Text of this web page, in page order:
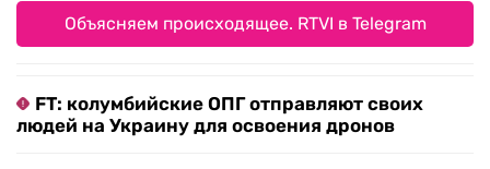
Объясняем происходящее. RTVI в Telegram
FT: колумбийские ОПГ отправляют своих
людей на Украину для освоения дронов